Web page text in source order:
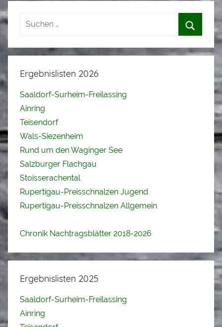
Ergebnislisten 2026
Saaldorf-Surheim-Freilassing
Ainring
Teisendorf
Wals-Siezenheim
Rund um den Waginger See
Salzburger Flachgau
Stoisserachental
Rupertigau-Preisschnalzen Jugend
Rupertigau-Preisschnalzen Allgemein
Chronik Nachtragsblätter 2018-2026
Ergebnislisten 2025
Saaldorf-Surheim-Freilassing
Ainring